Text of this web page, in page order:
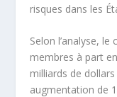
risques dans les
Selon l’analyse,
membres à part
milliards de
augmentation de